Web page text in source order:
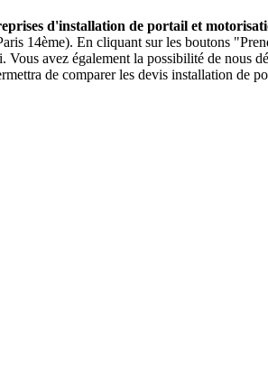
d'installation de portail et
14ème). En cliquant sur les boutons
avez également la possibilité de nous
de comparer les devis installation de